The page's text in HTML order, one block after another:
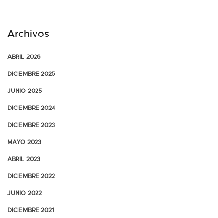
Archivos
ABRIL 2026
DICIEMBRE 2025
JUNIO 2025
DICIEMBRE 2024
DICIEMBRE 2023
MAYO 2023
ABRIL 2023
DICIEMBRE 2022
JUNIO 2022
DICIEMBRE 2021